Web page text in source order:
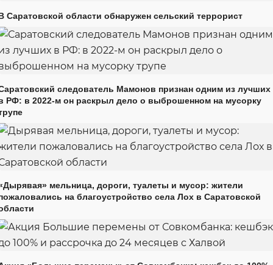
Саратовской области обнаружен сельский террорист
следователь Мамонов признан одним из лучших
РФ: в 2022-м он раскрыл дело о выброшенном на мусорку
мельница, дороги, туалеты и мусор: жители
на благоустройство села Лох в Саратовской